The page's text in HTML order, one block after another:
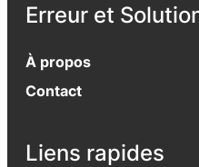
Erreur et
À propos
Contact
Liens rapides